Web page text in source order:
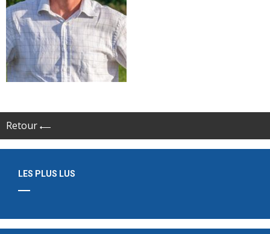
Retour
LES PLUS LUS